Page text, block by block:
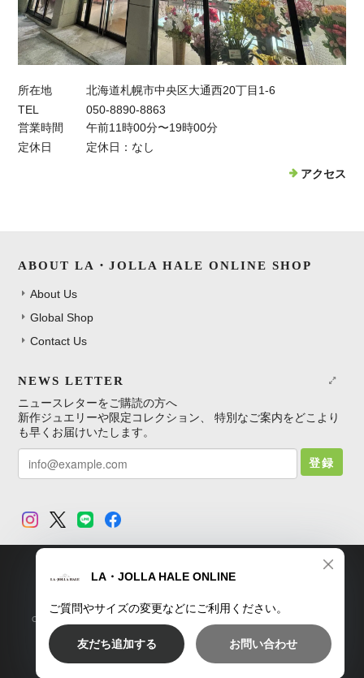
所在地
北海道札幌市中央区大通西20丁目1-6
TEL
050-8890-8863
営業時間
午前11時00分〜19時00分
定休日
定休日：なし
アクセス
ABOUT LA・JOLLA HALE ONLINE SHOP
About Us
Global Shop
Contact Us
NEWS LETTER
ニュースレターをご購読の方へ
新作ジュエリーや限定コレクション、 特別なご案内をどこより
も早くお届けいたします。
登録
TOP プライバシーポリシー 特定商取引法に基づく表記
Copyright © LA・JOLLA HALE ONLINE SHOP. All Rights Reserved.